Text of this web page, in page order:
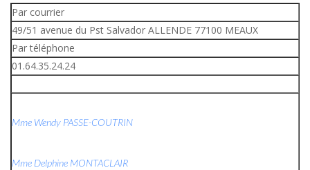
Par courrier
49/51 avenue du Pst Salvador ALLENDE 77100 MEAUX
Par téléphone
01.64.35.24.24
Mme Wendy PASSE-COUTRIN
Mme Delphine MONTACLAIR